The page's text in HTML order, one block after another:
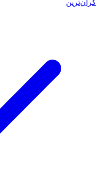
گران‌ترین